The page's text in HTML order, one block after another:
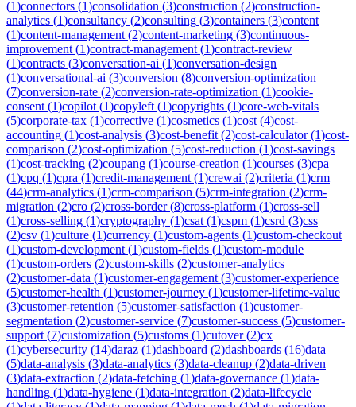
(1)connectors (1)consolidation (3)construction (2)construction-
analytics (1)consultancy (2)consulting (3)containers (3)content
(1)content-management (2)content-marketing (3)continuous-
improvement (1)contract-management (1)contract-review
(1)contracts (3)conversation-ai (1)conversation-design
(1)conversational-ai (3)conversion (8)conversion-optimization
(7)conversion-rate (2)conversion-rate-optimization (1)cookie-
consent (1)copilot (1)copyleft (1)copyrights (1)core-web-vitals
(5)corporate-tax (1)corrective (1)cosmetics (1)cost (4)cost-
accounting (1)cost-analysis (3)cost-benefit (2)cost-calculator(1)cost-
comparison (2)cost-optimization (5)cost-reduction (1)cost-savings
(1)cost-tracking (2)coupang (1)course-creation (1)courses (3)cpa
(1)cpq (1)cpra (1)credit-management (1)crewai (2)criteria (1)crm
(44)crm-analytics (1)crm-comparison (5)crm-integration (2)crm-
migration (2)cro (2)cross-border(8)cross-platform (1)cross-sell
(1)cross-selling (1)cryptography (1)csat (1)cspm (1)csrd (3)css
(2)csv (1)culture (1)currency (1)custom-agents (1)custom-checkout
(1)custom-development (1)custom-fields (1)custom-module
(1)custom-orders (2)custom-skills (2)customer-analytics
(2)customer-data (1)customer-engagement (3)customer-experience
(5)customer-health (1)customer-journey (1)customer-lifetime-value
(3)customer-retention (5)customer-satisfaction (1)customer-
segmentation (2)customer-service (7)customer-success (5)customer-
support (7)customization (5)customs (1)cutover(2)cx
(1)cybersecurity (14)daraz (1)dashboard (2)dashboards (16)data
(5)data-analysis (3)data-analytics (3)data-cleanup (2)data-driven
(3)data-extraction (2)data-fetching (1)data-governance (1)data-
handling (1)data-hygiene (1)data-integration (2)data-lifecycle